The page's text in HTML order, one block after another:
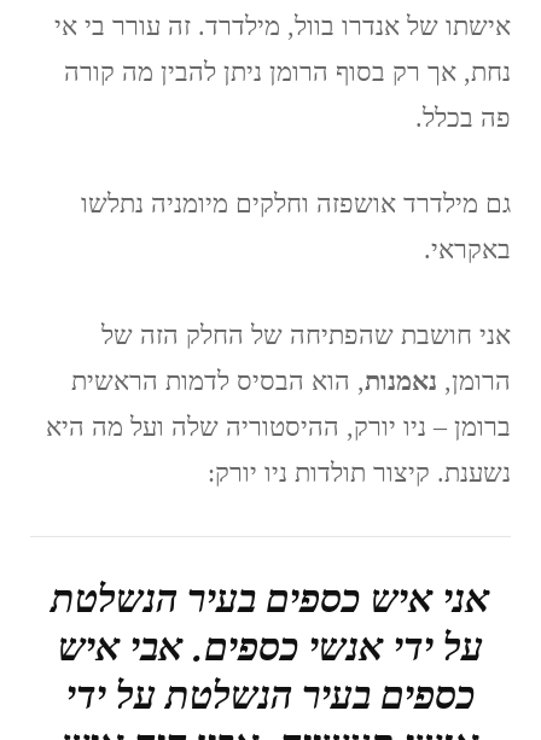
אישתו של אנדרו בוול, מילדרד. זה עורר בי אי
נחת, אך רק בסוף הרומן ניתן להבין מה קורה
פה בכלל.
גם מילדרד אושפזה וחלקים מיומניה נתלשו
באקראי.
אני חושבת שהפתיחה של החלק הזה של
הרומן, נאמנות, הוא הבסיס לדמות הראשית
ברומן – ניו יורק, ההיסטוריה שלה ועל מה היא
נשענת. קיצור תולדות ניו יורק:
אני איש כספים בעיר הנשלטת
על ידי אנשי כספים. אבי איש
כספים בעיר הנשלטת על ידי